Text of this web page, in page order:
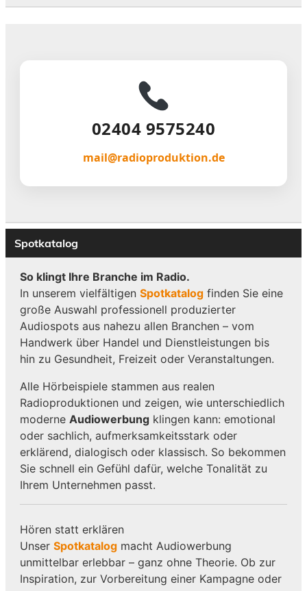
02404 9575240
mail@radioproduktion.de
Spotkatalog
So klingt Ihre Branche im Radio.
In unserem vielfältigen Spotkatalogfinden Sie eine
große Auswahl professionell produzierter
Audiospots aus nahezu allen Branchen – vom
Handwerk über Handel und Dienstleistungen bis
hin zu Gesundheit, Freizeit oder Veranstaltungen.
Alle Hörbeispiele stammen aus realen
Radioproduktionen und zeigen, wie unterschiedlich
moderne Audiowerbungklingen kann: emotional
oder sachlich, aufmerksamkeitsstark oder
erklärend, dialogisch oder klassisch. So bekommen
Sie schnell ein Gefühl dafür, welche Tonalität zu
Ihrem Unternehmen passt.
Hören statt erklären
Unser Spotkatalogmacht Audiowerbung
unmittelbar erlebbar – ganz ohne Theorie. Ob zur
Inspiration, zur Vorbereitung einer Kampagne oder